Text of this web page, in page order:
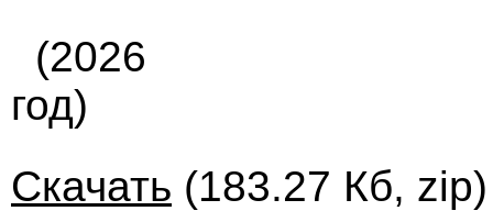
(2026
год)
Скачать (183.27 Кб,